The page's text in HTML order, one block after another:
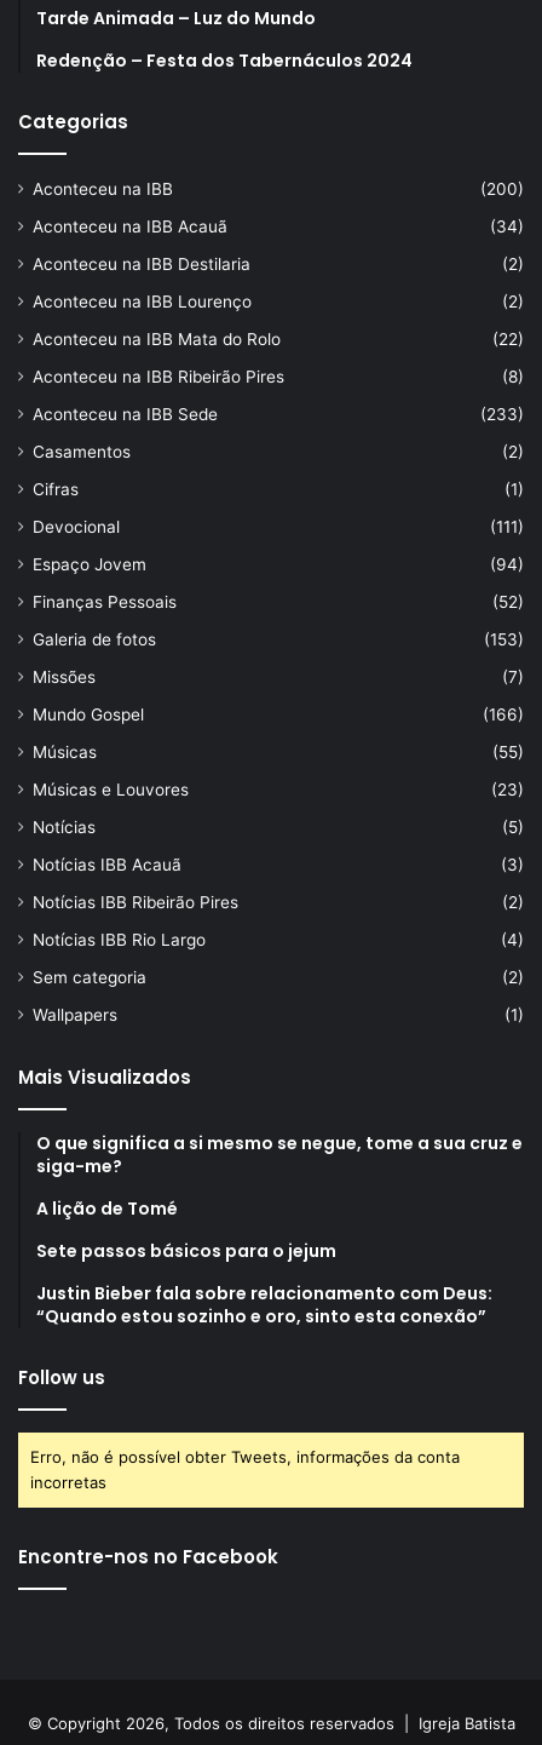
Tarde Animada – Luz do Mundo
Redenção – Festa dos Tabernáculos 2024
Categorias
Aconteceu na IBB
(200)
Aconteceu na IBB Acauã
(34)
Aconteceu na IBB Destilaria
(2)
Aconteceu na IBB Lourenço
(2)
Aconteceu na IBB Mata do Rolo
(22)
Aconteceu na IBB Ribeirão Pires
(8)
Aconteceu na IBB Sede
(233)
Casamentos
(2)
Cifras
(1)
Devocional
(111)
Espaço Jovem
(94)
Finanças Pessoais
(52)
Galeria de fotos
(153)
Missões
(7)
Mundo Gospel
(166)
Músicas
(55)
Músicas e Louvores
(23)
Notícias
(5)
Notícias IBB Acauã
(3)
Notícias IBB Ribeirão Pires
(2)
Notícias IBB Rio Largo
(4)
Sem categoria
(2)
Wallpapers
(1)
Mais Visualizados
O que significa a si mesmo se negue, tome a sua cruz e
siga-me?
A lição de Tomé
Sete passos básicos para o jejum
Justin Bieber fala sobre relacionamento com Deus:
“Quando estou sozinho e oro, sinto esta conexão”
Follow us
Erro, não é possível obter Tweets, informações da conta
incorretas
Encontre-nos no Facebook
© Copyright 2026, Todos os direitos reservados | Igreja Batista